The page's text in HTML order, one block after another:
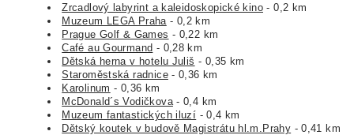
Zrcadlový labyrint a kaleidoskopické kino - 0,2 km
Muzeum LEGA Praha - 0,2 km
Prague Golf & Games - 0,22 km
Café au Gourmand - 0,28 km
Dětská herna v hotelu Juliš - 0,35 km
Staroměstská radnice- 0,36 km
Karolinum - 0,36 km
McDonald´s Vodičkova- 0,4 km
Muzeum fantastických iluzí - 0,4 km
Dětský koutek v budově Magistrátu hl.m.Prahy - 0,41 km